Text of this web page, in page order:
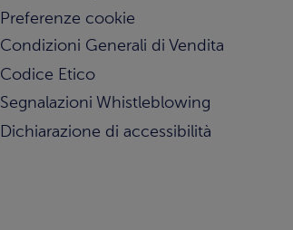
Preferenze cookie
Condizioni Generali di Vendita
Codice Etico
Segnalazioni Whistleblowing
Dichiarazione di accessibilità